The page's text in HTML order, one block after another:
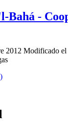
Bahá -
2012 Modificado
)